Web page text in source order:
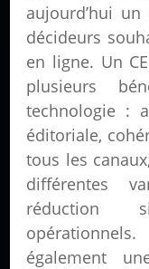
aujourd’hui
décideurs
en ligne. Un
plusieurs
technologie :
éditoriale,
tous les
différentes
réduction
également